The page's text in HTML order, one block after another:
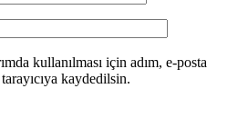
kullanılması için adım, e-posta
kaydedilsin.